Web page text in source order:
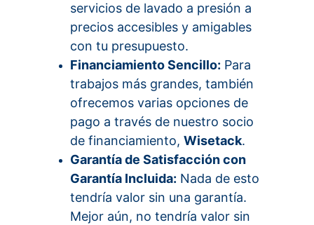
servicios de lavado a presión a
precios accesibles y amigables
con tu presupuesto.
Financiamiento Sencillo: Para
trabajos más grandes, también
ofrecemos varias opciones de
pago a través de nuestro socio
de financiamiento, Wisetack.
Garantía de Satisfacción con
Garantía Incluida: Nada de esto
tendría valor sin una garantía.
Mejor aún, no tendría valor sin